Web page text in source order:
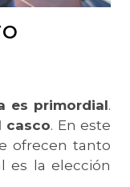
es primordial.
casco. En este
ofrecen tanto
es la elección